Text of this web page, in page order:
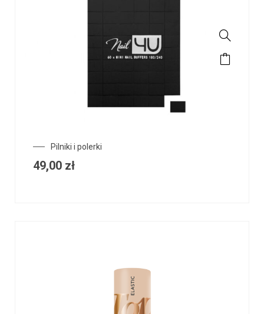
Pilniki i polerki
49,00 zł